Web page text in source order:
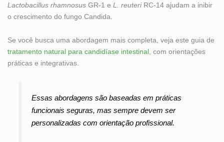
Lactobacillus rhamnosus GR-1 e L. reuteriRC-14 ajudam a inibir
o crescimento do fungo Candida.
Se você busca uma abordagem mais completa, veja este guia de
tratamento natural para candidíase intestinal, com orientações
práticas e integrativas.
Essas abordagens são baseadas em práticas
funcionais seguras, mas sempre devem ser
personalizadas com orientação profissional.